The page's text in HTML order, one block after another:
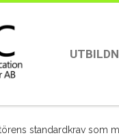
standardkrav